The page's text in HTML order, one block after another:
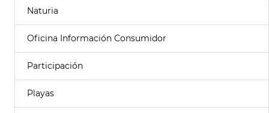
Naturia
Oficina Información Consumidor
Participación
Playas